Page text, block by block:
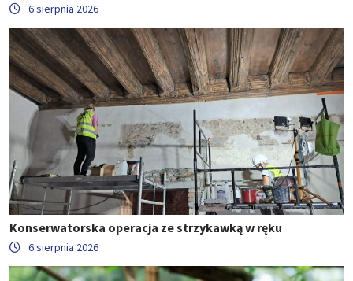
6 sierpnia 2026
Konserwatorska operacja ze strzykawką w ręku
6 sierpnia 2026